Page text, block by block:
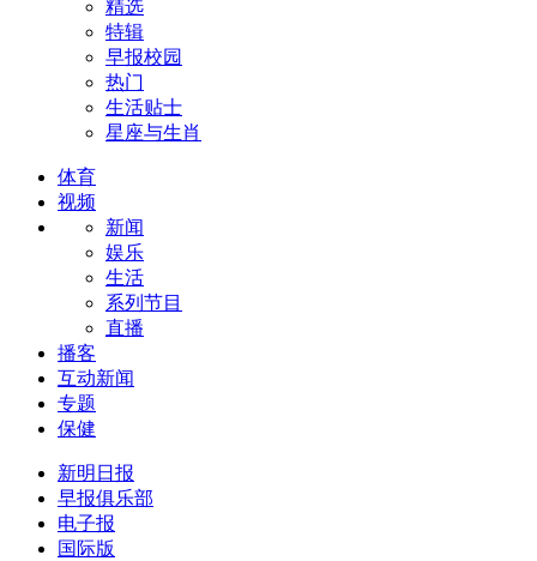
精选
特辑
早报校园
热门
生活贴士
星座与生肖
体育
视频
新闻
娱乐
生活
系列节目
直播
播客
互动新闻
专题
保健
新明日报
早报俱乐部
电子报
国际版